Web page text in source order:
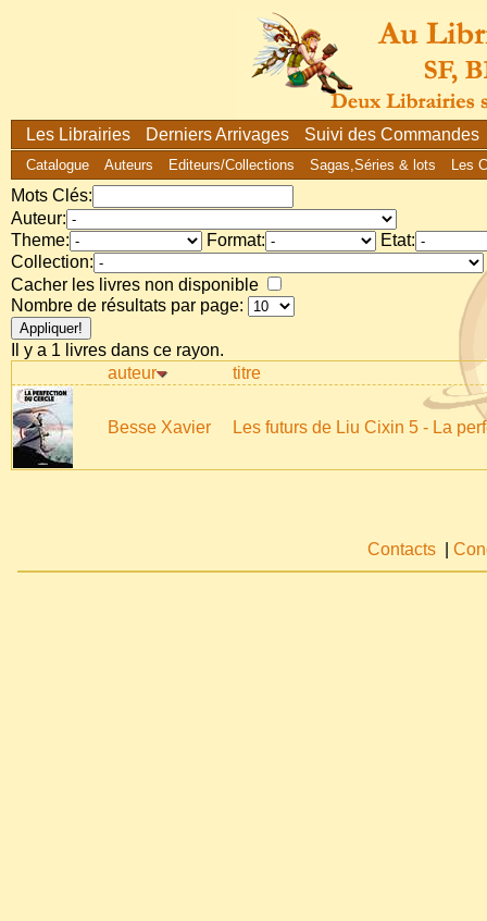
Les Librairies Derniers Arrivages Suivi des Commandes
Catalogue Auteurs Editeurs/Collections Sagas,Séries & lots Les
Mots Clés:
Auteur:
Theme:
Format:
Etat:
Collection:
Cacher les livres non disponible
Nombre de résultats par page:
Il y a 1 livres dans ce rayon.
auteur
titre
Besse Xavier Les futurs de Liu Cixin 5 - La
Contacts |